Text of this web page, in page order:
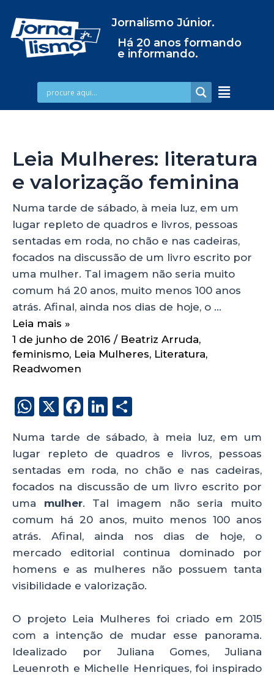
Jornalismo Júnior.
Há 20 anos formando
e informando.
Leia Mulheres: literatura
e valorização feminina
Numa tarde de sábado, à meia luz, em um
lugar repleto de quadros e livros, pessoas
sentadas em roda, no chão e nas cadeiras,
focados na discussão de um livro escrito por
uma mulher. Tal imagem não seria muito
comum há 20 anos, muito menos 100 anos
atrás. Afinal, ainda nos dias de hoje, o …
Leia mais »
1 de junho de 2016 / Beatriz Arruda,
feminismo, Leia Mulheres, Literatura,
Readwomen
W
a
ts
A
p
p
X
F
c
e
b
o
o
k
Li
k
e
dI
n
a
re
Numa tarde de sábado, à meia luz, em um
lugar repleto de quadros e livros, pessoas
sentadas em roda, no chão e nas cadeiras,
focados na discussão de um livro escrito por
uma mulher. Tal imagem não seria muito
comum há 20 anos, muito menos 100 anos
atrás. Afinal, ainda nos dias de hoje, o
mercado editorial continua dominado por
homens e as mulheres não possuem tanta
visibilidade e valorização.
O projeto Leia Mulheres foi criado em 2015
com a intenção de mudar esse panorama.
Idealizado por Juliana Gomes, Juliana
Leuenroth e Michelle Henriques, foi inspirado